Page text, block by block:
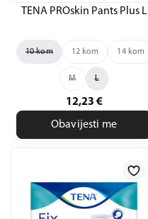
TENA PROskin Pants Plus L
10 kom 12 kom 14 kom
M L
12,23 €
Obavijesti me